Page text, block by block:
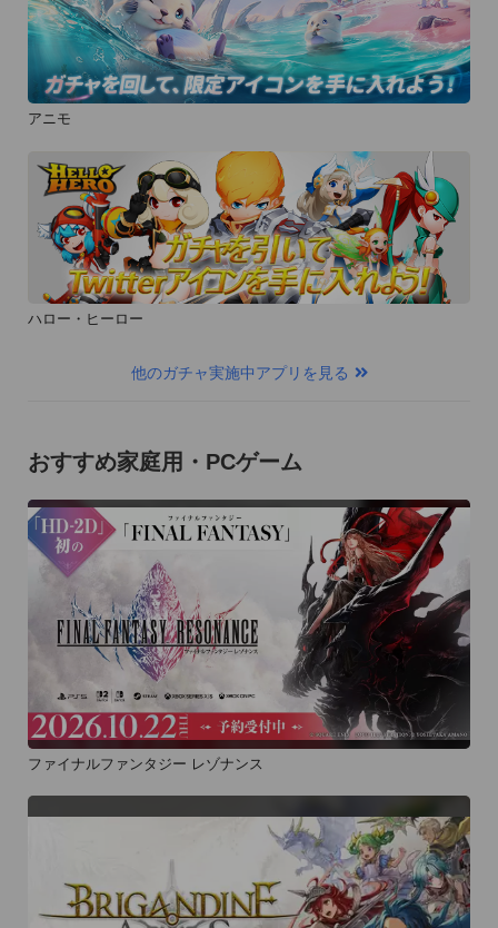
アニモ
ハロー・ヒーロー
他のガチャ実施中アプリを見る
おすすめ家庭用・PCゲーム
ファイナルファンタジー レゾナンス